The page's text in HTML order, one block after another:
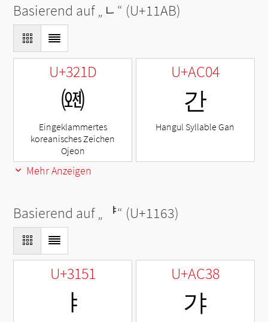
Basierend auf „ ᆫ“ (U+11AB)
U+321D
㈝
Eingeklammertes
koreanisches Zeichen
Ojeon
U+AC04
간
Hangul Syllable Gan
Mehr Anzeigen
Basierend auf „ ᅣ“ (U+1163)
U+3151
ㅑ
U+AC38
갸